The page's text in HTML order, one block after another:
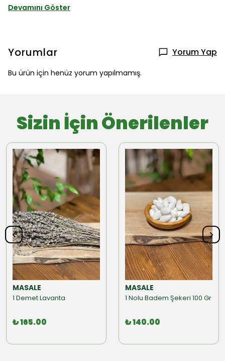
Devamını Göster
Yorumlar Yorum Yap
Bu ürün için henüz yorum yapılmamış.
Sizin İçin Önerilenler
MASALE
1 Demet Lavanta
₺ 165.00
MASALE
1 Nolu Badem Şekeri 100 Gr
₺ 140.00